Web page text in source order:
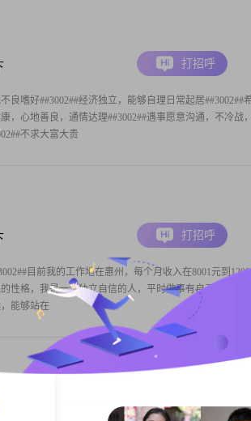
嗜好##3002##经济独立，能够自理日常起居##3002##
，心地善良，通情达理##3002##遇事愿意沟通，不冷战
不求大富大贵
打招呼
目前我的工作地在惠州，每个月收入在8001元到
性格，我是一个独立自信的人，平时做事有自己的主张
能够站在
打招呼
打招呼